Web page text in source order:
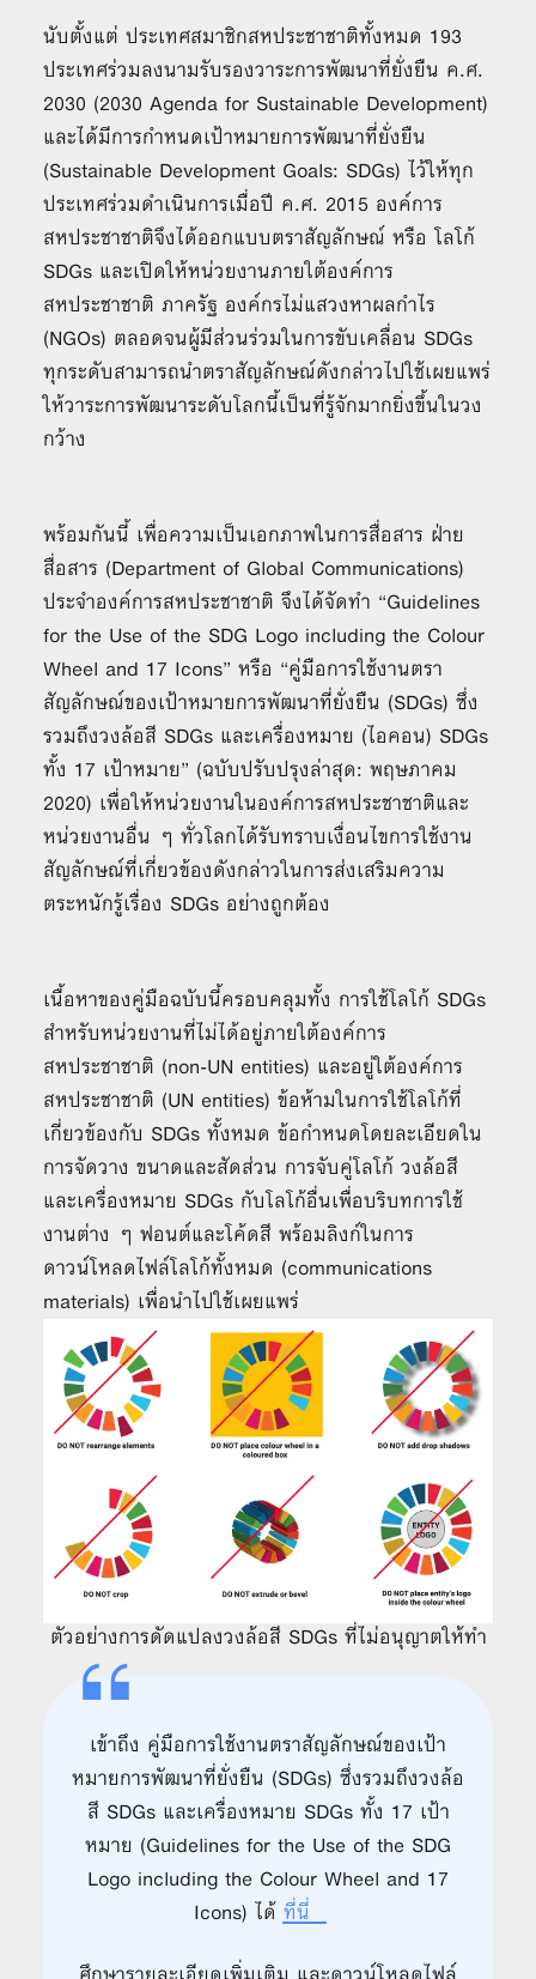
นับตั้งแต่ ประเทศสมาชิกสหประชาชาติทั้งหมด 193
ประเทศร่วมลงนามรับรองวาระการพัฒนาที่ยั่งยืน ค.ศ.
2030 (2030 Agenda for Sustainable Development)
และได้มีการกำหนดเป้าหมายการพัฒนาที่ยั่งยืน
(Sustainable Development Goals: SDGs) ไว้ให้ทุก
ประเทศร่วมดำเนินการเมื่อปี ค.ศ. 2015 องค์การ
สหประชาชาติจึงได้ออกแบบตราสัญลักษณ์ หรือ โลโก้
SDGs และเปิดให้หน่วยงานภายใต้องค์การ
สหประชาชาติ ภาครัฐ องค์กรไม่แสวงหาผลกำไร
(NGOs) ตลอดจนผู้มีส่วนร่วมในการขับเคลื่อน SDGs
ทุกระดับสามารถนำตราสัญลักษณ์ดังกล่าวไปใช้เผยแพร่
ให้วาระการพัฒนาระดับโลกนี้เป็นที่รู้จักมากยิ่งขึ้นในวง
กว้าง
พร้อมกันนี้ เพื่อความเป็นเอกภาพในการสื่อสาร ฝ่าย
สื่อสาร (Department of Global Communications)
ประจำองค์การสหประชาชาติ จึงได้จัดทำ “Guidelines
for the Use of the SDG Logo including the Colour
Wheel and 17 Icons” หรือ “คู่มือการใช้งานตรา
สัญลักษณ์ของเป้าหมายการพัฒนาที่ยั่งยืน (SDGs) ซึ่ง
รวมถึงวงล้อสี SDGs และเครื่องหมาย (ไอคอน) SDGs
ทั้ง 17 เป้าหมาย” (ฉบับปรับปรุงล่าสุด: พฤษภาคม
2020) เพื่อให้หน่วยงานในองค์การสหประชาชาติและ
หน่วยงานอื่น ๆ ทั่วโลกได้รับทราบเงื่อนไขการใช้งาน
สัญลักษณ์ที่เกี่ยวข้องดังกล่าวในการส่งเสริมความ
ตระหนักรู้เรื่อง SDGs อย่างถูกต้อง
เนื้อหาของคู่มือฉบับนี้ครอบคลุมทั้ง การใช้โลโก้ SDGs
สำหรับหน่วยงานที่ไม่ได้อยู่ภายใต้องค์การ
สหประชาชาติ (non-UN entities) และอยู่ใต้องค์การ
สหประชาชาติ (UN entities) ข้อห้ามในการใช้โลโก้ที่
เกี่ยวข้องกับ SDGs ทั้งหมด ข้อกำหนดโดยละเอียดใน
การจัดวาง ขนาดและสัดส่วน การจับคู่โลโก้ วงล้อสี
และเครื่องหมาย SDGs กับโลโก้อื่นเพื่อบริบทการใช้
งานต่าง ๆ ฟอนต์และโค้ดสี พร้อมลิงก์ในการ
ดาวน์โหลดไฟล์โลโก้ทั้งหมด (communications
materials) เพื่อนำไปใช้เผยแพร่
ตัวอย่างการดัดแปลงวงล้อสี SDGs ที่ไม่อนุญาตให้ทำ
เข้าถึง คู่มือการใช้งานตราสัญลักษณ์ของเป้า
หมายการพัฒนาที่ยั่งยืน (SDGs) ซึ่งรวมถึงวงล้อ
สี SDGs และเครื่องหมาย SDGs ทั้ง 17 เป้า
หมาย (Guidelines for the Use of the SDG
Logo including the Colour Wheel and 17
Icons) ได้ ที่นี่